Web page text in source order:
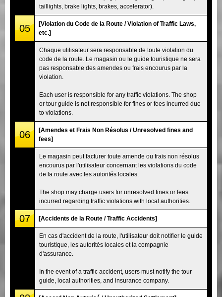
taillights, brake lights, brakes, accelerator).
05
[Violation du Code de la Route / Violation of Traffic Laws,
etc.]
Chaque utilisateur sera responsable de toute violation du
code de la route. Le magasin ou le guide touristique ne sera
pas responsable des amendes ou frais encourus par la
violation.
Each user is responsible for any traffic violations. The shop
or tour guide is not responsible for fines or fees incurred due
to violations.
06
[Amendes et Frais Non Résolus / Unresolved fines and
fees]
Le magasin peut facturer toute amende ou frais non résolus
encourus par l'utilisateur concernant les violations du code
de la route avec les autorités locales.
The shop may charge users for unresolved fines or fees
incurred regarding traffic violations with local authorities.
07 [Accidents de la Route / Traffic Accidents]
En cas d'accident de la route, l'utilisateur doit notifier le guide
touristique, les autorités locales et la compagnie
d'assurance.
In the event of a traffic accident, users must notify the tour
guide, local authorities, and insurance company.